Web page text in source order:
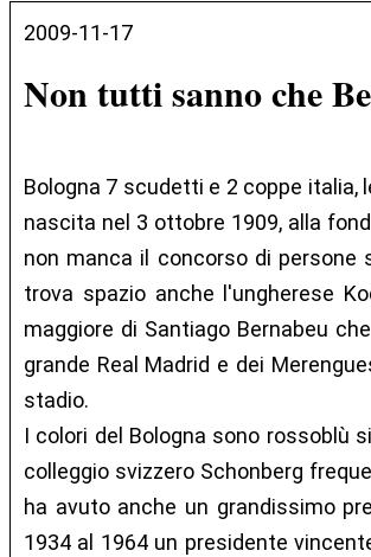
2009-11-17
Non tutti sanno che
Bologna 7 scudetti e 2 coppe italia,
nascita nel 3 ottobre 1909, alla
non manca il concorso di persone
trova spazio anche l'ungherese
maggiore di Santiago Bernabeu
grande Real Madrid e dei
stadio.
I colori del Bologna sono rossoblù
colleggio svizzero Schonberg
ha avuto anche un grandissimo
1934 al 1964 un presidente